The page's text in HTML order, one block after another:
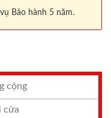
Bảo hành 5 năm.